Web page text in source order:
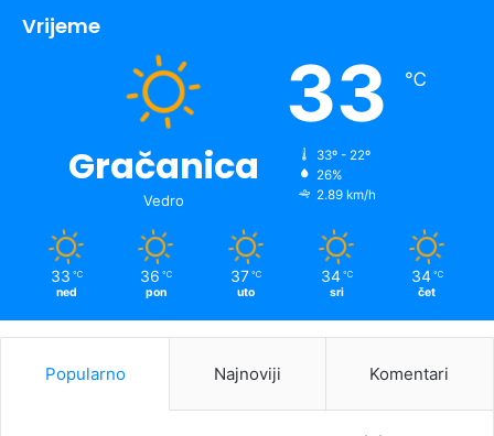
Vrijeme
Gračanica
Vedro
33 ℃
33º - 22º
26%
2.89 km/h
33 ℃
ned
36 ℃
pon
37 ℃
uto
34 ℃
sri
34 ℃
čet
Popularno Najnoviji Komentari